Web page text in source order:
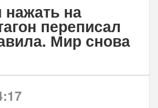
на
переписал
Мир снова